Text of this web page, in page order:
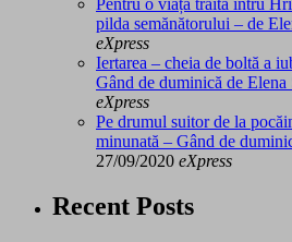
pilda semănătorului – de
eXpress
Iertarea – cheia de boltă a
Gând de duminică de
eXpress
Pe drumul suitor de la
minunată – Gând de
27/09/2020 eXpress
Recent Posts